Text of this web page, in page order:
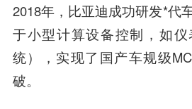
2018年，比亚迪成功研发*代
于小型计算设备控制，如
统），实现了国产车规级
破。